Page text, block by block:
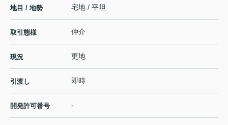
地目 / 地勢 宅地 / 平坦
取引態様 仲介
現況 更地
引渡し 即時
開発許可番号 -